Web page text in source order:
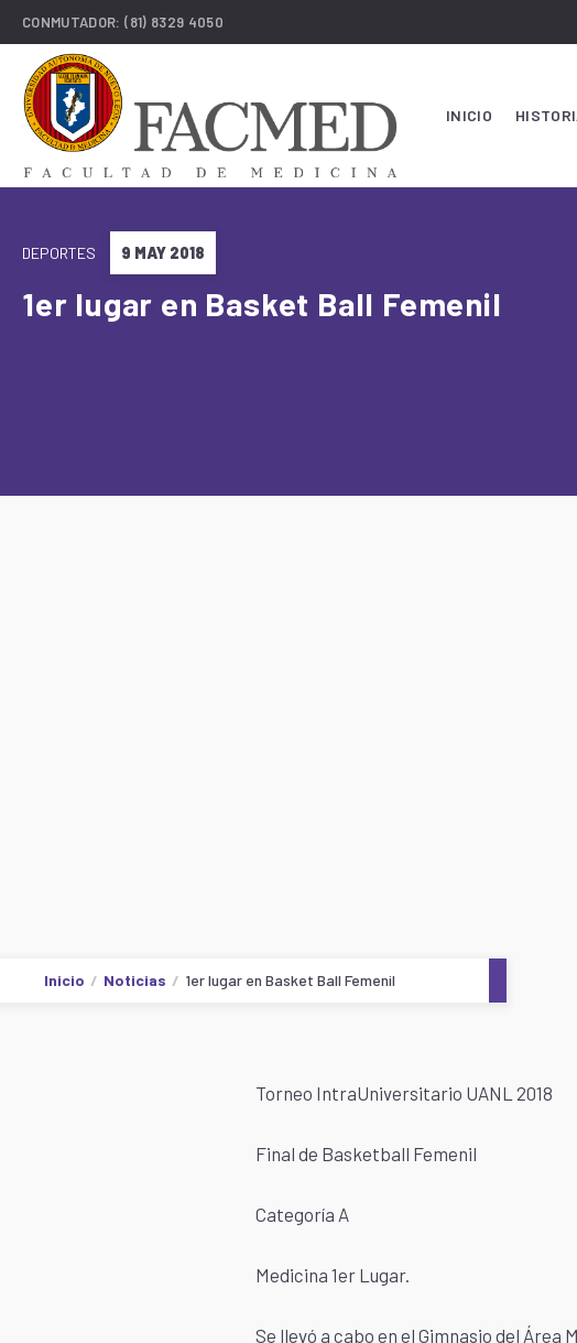
CONMUTADOR:(81) 8329 4050
INICIO
DEPORTES 9 MAY 2018
1er lugar en Basket Ball Femenil
Inicio Noticias 1er lugar en Basket Ball Femenil
Torneo IntraUniversitario UANL 2018
Final de Basketball Femenil
Categoría A
Medicina 1er Lugar.
Se llevó a cabo en el Gimnasio del Área